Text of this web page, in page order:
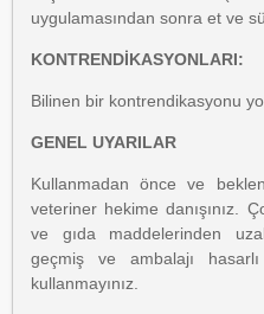
uygulamasından sonra et ve
KONTRENDİKASYONLARI:
Bilinen bir kontrendikasyonu
GENEL UYARILAR
Kullanmadan önce ve
veteriner hekime danışınız.
ve gıda maddelerinden
geçmiş ve ambalajı
kullanmayınız.